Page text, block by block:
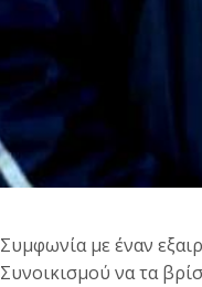
Συμφωνία με έναν
Συνοικισμού να τα